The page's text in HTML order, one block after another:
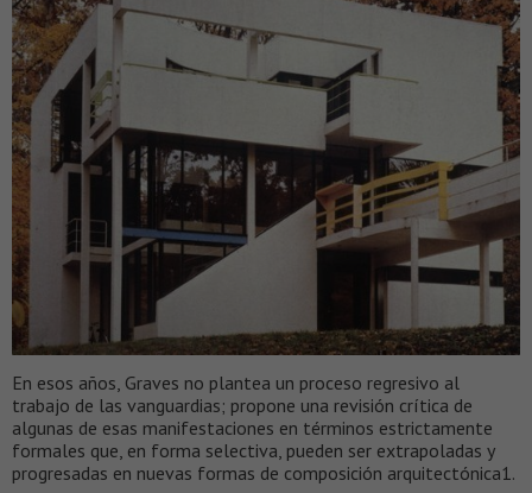
En esos años, Graves no plantea un proceso regresivo al
trabajo de las vanguardias; propone una revisión crítica de
algunas de esas manifestaciones en términos estrictamente
formales que, en forma selectiva, pueden ser extrapoladas y
progresadas en nuevas formas de composición arquitectónica1.